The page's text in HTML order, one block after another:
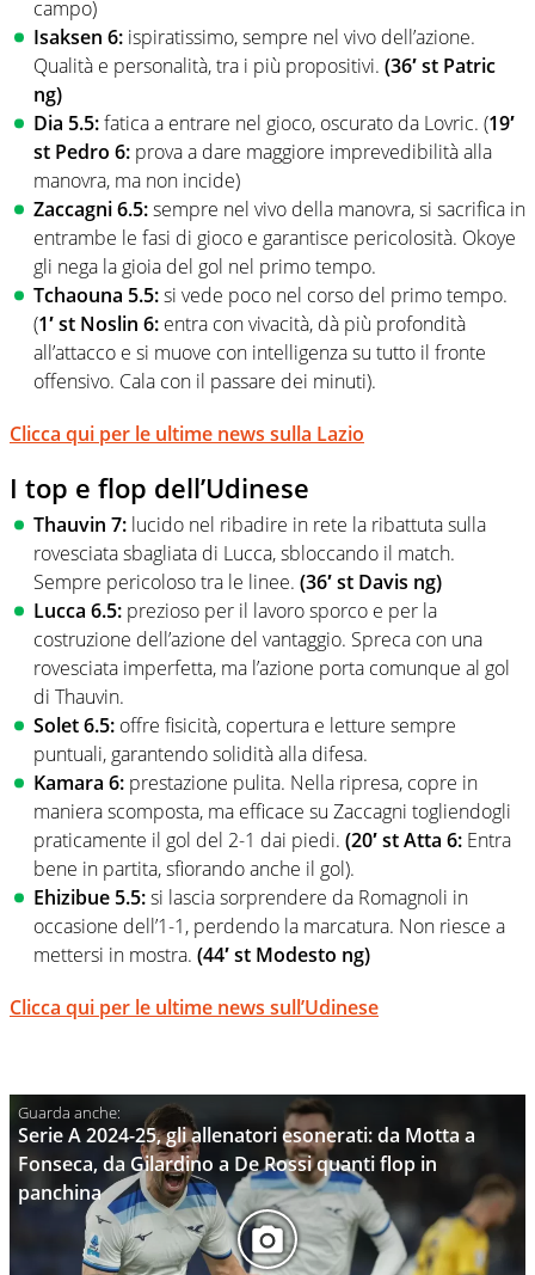
campo)
Isaksen 6: ispiratissimo, sempre nel vivo dell’azione.
Qualità e personalità, tra i più propositivi. (36′ st Patric
ng)
Dia 5.5:fatica a entrare nel gioco, oscurato da Lovric. (19′
st Pedro 6: prova a dare maggiore imprevedibilità alla
manovra, ma non incide)
Zaccagni 6.5:sempre nel vivo della manovra, si sacrifica in
entrambe le fasi di gioco e garantisce pericolosità. Okoye
gli nega la gioia del gol nel primo tempo.
Tchaouna 5.5:si vede poco nel corso del primo tempo.
(1′ st Noslin 6: entra con vivacità, dà più profondità
all’attacco e si muove con intelligenza su tutto il fronte
offensivo. Cala con il passare dei minuti).
Clicca qui per le ultime news sulla Lazio
I top e flop dell’Udinese
Thauvin 7: lucido nel ribadire in rete la ribattuta sulla
rovesciata sbagliata di Lucca, sbloccando il match.
Sempre pericoloso tra le linee. (36′ st Davis ng)
Lucca 6.5: prezioso per il lavoro sporco e per la
costruzione dell’azione del vantaggio. Spreca con una
rovesciata imperfetta, ma l’azione porta comunque al gol
di Thauvin.
Solet 6.5: offre fisicità, copertura e letture sempre
puntuali, garantendo solidità alla difesa.
Kamara 6: prestazione pulita. Nella ripresa, copre in
maniera scomposta, ma efficace su Zaccagni togliendogli
praticamente il gol del 2-1 dai piedi. (20′ st Atta 6: Entra
bene in partita, sfiorando anche il gol).
Ehizibue 5.5:si lascia sorprendere da Romagnoli in
occasione dell’1-1, perdendo la marcatura. Non riesce a
mettersi in mostra. (44′ st Modesto ng)
Clicca qui per le ultime news sull’Udinese
Serie A 2024-25, gli allenatori esonerati: da Motta a
Fonseca, da Gilardino a De Rossi quanti flop in
panchina